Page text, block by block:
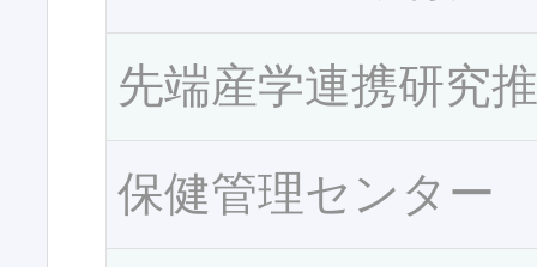
先端産学連携研究
保健管理センター